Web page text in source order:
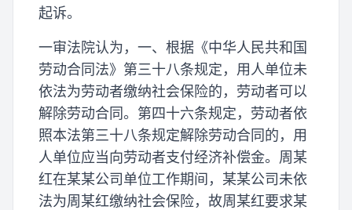
起诉。
一审法院认为，一、根据《中华人民共和国
劳动合同法》第三十八条规定，用人单位未
依法为劳动者缴纳社会保险的，劳动者可以
解除劳动合同。第四十六条规定，劳动者依
照本法第三十八条规定解除劳动合同的，用
人单位应当向劳动者支付经济补偿金。周某
红在某某公司单位工作期间，某某公司未依
法为周某红缴纳社会保险，故周某红要求某